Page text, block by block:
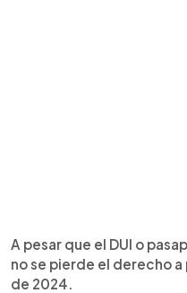
A pesar que el DUI o
no se pierde el derecho
de 2024.